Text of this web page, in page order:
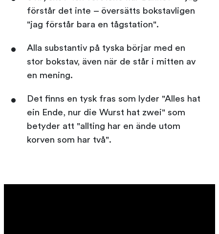
förstår det inte – översätts bokstavligen
"jag förstår bara en tågstation".
Alla substantiv på tyska börjar med en
stor bokstav, även när de står i mitten av
en mening.
Det finns en tysk fras som lyder "Alles hat
ein Ende, nur die Wurst hat zwei" som
betyder att "allting har en ände utom
korven som har två".